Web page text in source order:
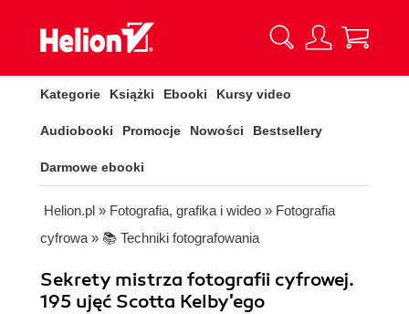
Kategorie Książki Ebooki Kursy video
Audiobooki Promocje Nowości Bestsellery
Darmowe ebooki
Helion.pl » Fotografia, grafika i wideo » Fotografia
cyfrowa » 📚 Techniki fotografowania
Sekrety mistrza fotografii cyfrowej.
195 ujęć Scotta Kelby'ego